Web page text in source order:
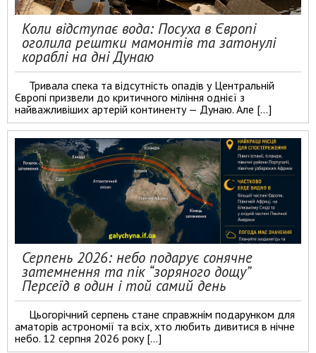
Коли відступає вода: Посуха в Європі
оголила рештки мамонтів та затонулі
кораблі на дні Дунаю
Тривала спека та відсутність опадів у Центральній
Європі призвели до критичного міління однієї з
найважливіших артерій континенту — Дунаю. Але […]
Серпень 2026: небо подарує сонячне
затемнення та пік “зоряного дощу”
Персеїд в один і той самий день
Цьогорічний серпень стане справжнім подарунком для
аматорів астрономії та всіх, хто любить дивитися в нічне
небо. 12 серпня 2026 року […]